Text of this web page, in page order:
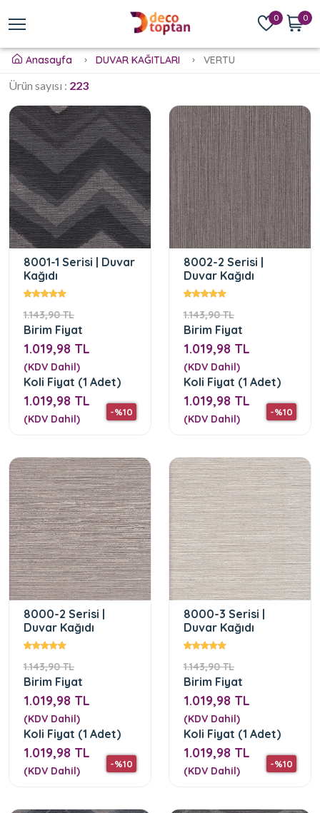
0 0
Anasayfa DUVAR KAĞITLARI VERTU
Ürün sayısı : 223
8001-1 Serisi | Duvar
Kağıdı
1.143,90 TL
-%10
Birim Fiyat
1.019,98 TL
(KDV Dahil)
Koli Fiyat (1 Adet)
1.019,98 TL
(KDV Dahil)
8002-2 Serisi |
Duvar Kağıdı
1.143,90 TL
-%10
Birim Fiyat
1.019,98 TL
(KDV Dahil)
Koli Fiyat (1 Adet)
1.019,98 TL
(KDV Dahil)
8000-2 Serisi |
Duvar Kağıdı
1.143,90 TL
-%10
Birim Fiyat
1.019,98 TL
(KDV Dahil)
Koli Fiyat (1 Adet)
1.019,98 TL
(KDV Dahil)
8000-3 Serisi |
Duvar Kağıdı
1.143,90 TL
-%10
Birim Fiyat
1.019,98 TL
(KDV Dahil)
Koli Fiyat (1 Adet)
1.019,98 TL
(KDV Dahil)